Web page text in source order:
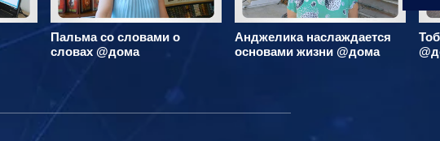
Пальма со словами о
словах @дома
Анджелика наслаждается
основами жизни @дома